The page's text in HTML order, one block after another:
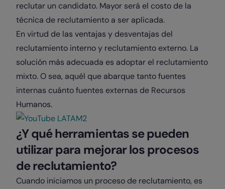
reclutar un candidato. Mayor será el costo de la
técnica de reclutamiento a ser aplicada.
En virtud de las ventajas y desventajas del
reclutamiento interno y reclutamiento externo. La
solución más adecuada es adoptar el reclutamiento
mixto. O sea, aquél que abarque tanto fuentes
internas cuánto fuentes externas de Recursos
Humanos.
¿Y qué herramientas se pueden
utilizar para mejorar los procesos
de reclutamiento?
Cuando iniciamos un proceso de reclutamiento, es